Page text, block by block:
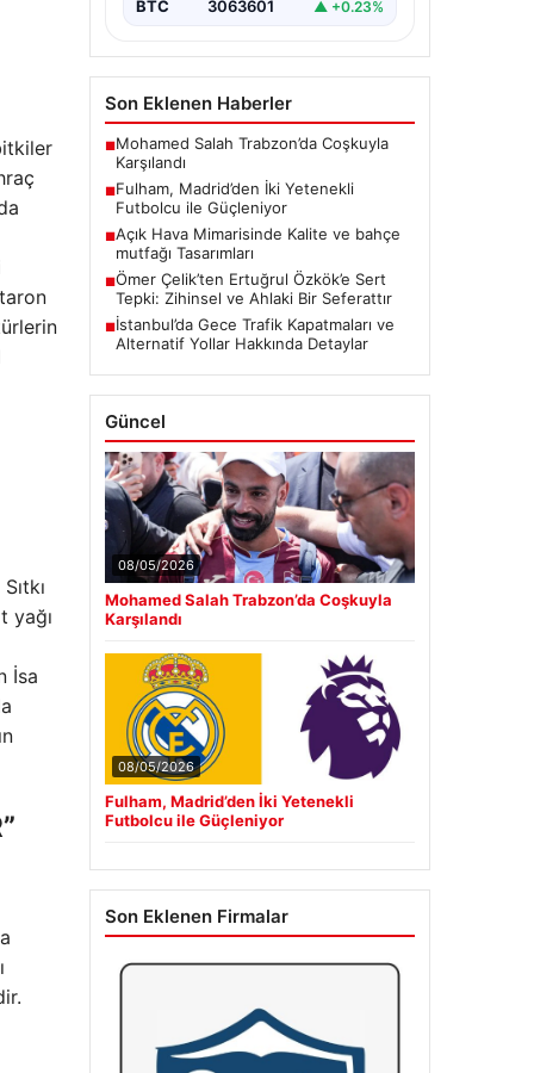
yağı
İsa
BTC 3063601 ▲ +0.23%
Son Eklenen Haberler
■Mohamed Salah Trabzon’da Coşkuyla
Karşılandı
■Fulham, Madrid’den İki Yetenekli
Futbolcu ile Güçleniyor
■Açık Hava Mimarisinde Kalite ve bahçe
mutfağı Tasarımları
■Ömer Çelik’ten Ertuğrul Özkök’e Sert
Tepki: Zihinsel ve Ahlaki Bir Seferattır
■İstanbul’da Gece Trafik Kapatmaları ve
Alternatif Yollar Hakkında Detaylar
Güncel
08/05/2026
Mohamed Salah Trabzon’da Coşkuyla
Karşılandı
08/05/2026
Fulham, Madrid’den İki Yetenekli
Futbolcu ile Güçleniyor
Son Eklenen Firmalar